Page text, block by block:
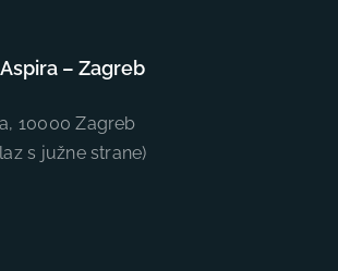
– Zagreb
10000 Zagreb
s južne strane)